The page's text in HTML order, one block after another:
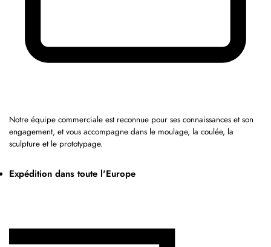
Notre équipe commerciale est reconnue pour ses connaissances et son
engagement, et vous accompagne dans le moulage, la coulée, la
sculpture et le prototypage.
Expédition dans toute l'Europe